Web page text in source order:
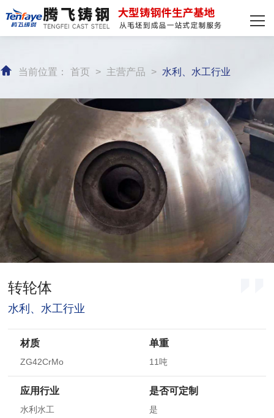
网站首页
客户案例
装备实力
新闻资讯
关于我们
联系我们
当前位置： 首页 > 主营产品 > 水利、水工行业
转轮体
水利、水工行业
材质
ZG42CrMo
单重
11吨
应用行业
水利水工
是否可定制
是